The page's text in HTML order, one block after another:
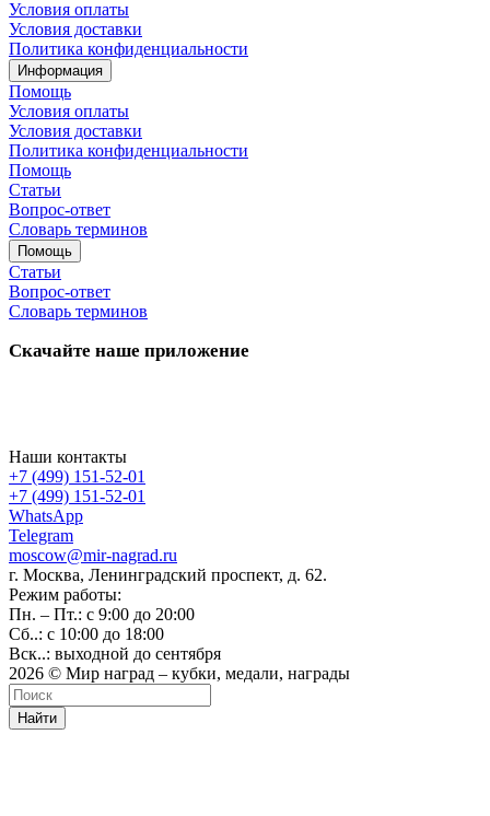
Условия оплаты
Условия доставки
Политика конфиденциальности
Информация
Помощь
Условия оплаты
Условия доставки
Политика конфиденциальности
Помощь
Статьи
Вопрос-ответ
Словарь терминов
Помощь
Статьи
Вопрос-ответ
Словарь терминов
Скачайте наше приложение
Наши контакты
+7 (499) 151-52-01
+7 (499) 151-52-01
WhatsApp
Telegram
moscow@mir-nagrad.ru
г. Москва, Ленинградский проспект, д. 62.
Режим работы:
Пн. – Пт.: с 9:00 до 20:00
Сб..: с 10:00 до 18:00
Вск..: выходной до сентября
2026 © Мир наград – кубки, медали, награды
Найти